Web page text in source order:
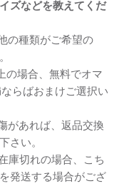
ズなどを教えてくだ
の種類がご希望の
の場合、無料でオマ
らばおまけご選択い
があれば、返品交換
さい。
庫切れの場合、こち
発送する場合がござ